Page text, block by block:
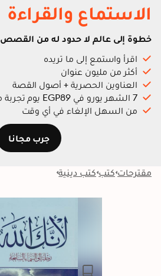
الاستماع والقراءة
خطوة إلى عالم لا حدود له من القصص
اقرأ واستمع إلى ما تريده
أكثر من مليون عنوان
العناوين الحصرية + أصول القصة
7 الشهر يورو في EGP89 يوم تجربة مجانية، ثم
من السهل الإلغاء في أي وقت
جرب مجانا
مقترحات كتب كتب دينية